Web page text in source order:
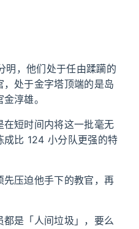
明，他们处于任由蹂躏的
处于金字塔顶端的是岛
淳雄。
短时间内将这一批毫无
成比 124 小分队更强的特
压迫他手下的教官，再
是「人间垃圾」，要么